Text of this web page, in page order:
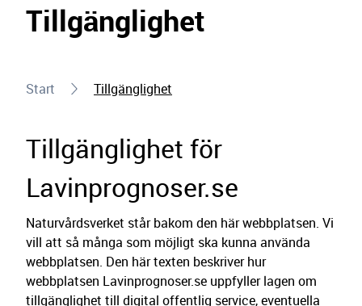
Tillgänglighet
Start Tillgänglighet
Tillgänglighet för
Lavinprognoser.se
Naturvårdsverket står bakom den här webbplatsen. Vi
vill att så många som möjligt ska kunna använda
webbplatsen. Den här texten beskriver hur
webbplatsen Lavinprognoser.se uppfyller lagen om
tillgänglighet till digital offentlig service, eventuella